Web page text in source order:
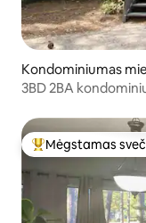
Kondominiumas
3BD 2BA
Svečių
Mėgstamas